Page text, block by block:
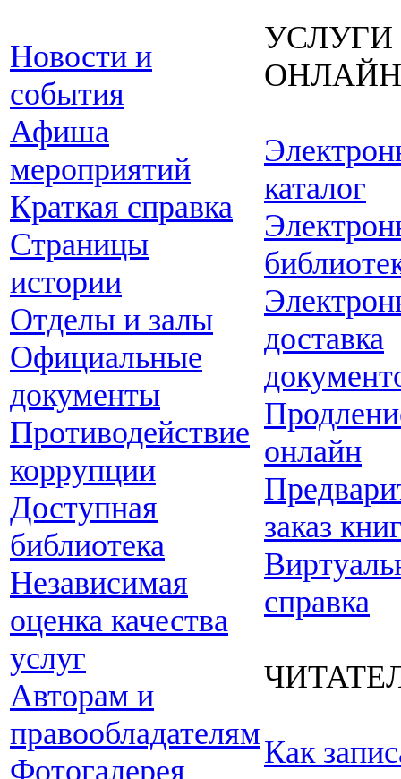
Новости и
события
Афиша
мероприятий
Краткая справка
Страницы
истории
Отделы и залы
Официальные
документы
Противодействие
коррупции
Доступная
библиотека
Независимая
оценка качества
услуг
Авторам и
правообладателям
Фотогалерея
УСЛУГИ
ОНЛАЙН
каталог
доставка
онлайн
заказ
справка
Как